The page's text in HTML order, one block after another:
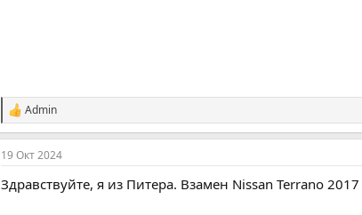
С
и
м
п
т
Admin
19 Окт 2024
Здравствуйте, я из Питера. Взамен Nissan Terrano